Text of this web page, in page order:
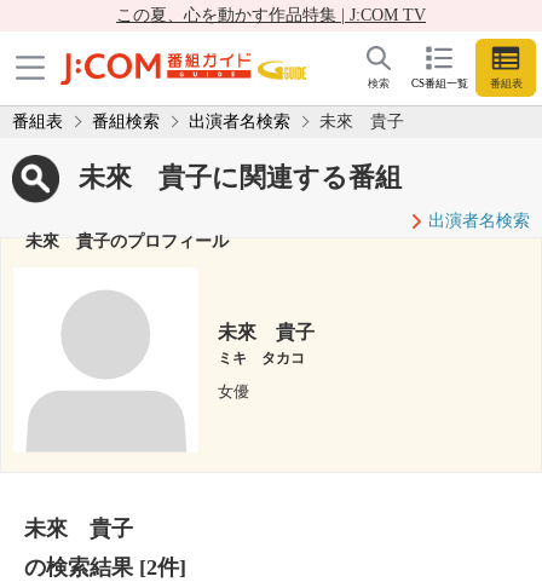
この夏、心を動かす作品特集 | J:COM TV
CS番組一覧 番組表
検索
番組表 番組検索 出演者名検索 未來 貴子
未來 貴子に関連する番組
出演者名検索
未來 貴子のプロフィール
未來 貴子
ミキ タカコ
女優
未來 貴子
の検索結果[2件]